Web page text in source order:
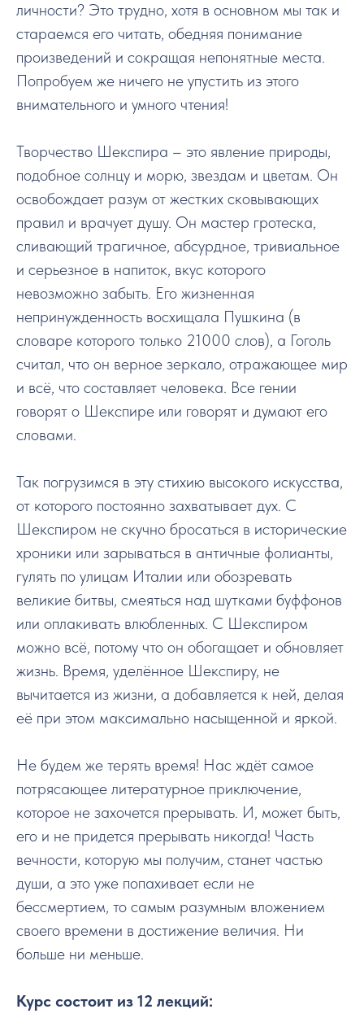
личности? Это трудно, хотя в основном мы так и
стараемся его читать, обедняя понимание
произведений и сокращая непонятные места.
Попробуем же ничего не упустить из этого
внимательного и умного чтения!
Творчество Шекспира – это явление природы,
подобное солнцу и морю, звездам и цветам. Он
освобождает разум от жестких сковывающих
правил и врачует душу. Он мастер гротеска,
сливающий трагичное, абсурдное, тривиальное
и серьезное в напиток, вкус которого
невозможно забыть. Его жизненная
непринужденность восхищала Пушкина (в
словаре которого только 21000 слов), а Гоголь
считал, что он верное зеркало, отражающее мир
и всё, что составляет человека. Все гении
говорят о Шекспире или говорят и думают его
словами.
Так погрузимся в эту стихию высокого искусства,
от которого постоянно захватывает дух. С
Шекспиром не скучно бросаться в исторические
хроники или зарываться в античные фолианты,
гулять по улицам Италии или обозревать
великие битвы, смеяться над шутками буффонов
или оплакивать влюбленных. С Шекспиром
можно всё, потому что он обогащает и обновляет
жизнь. Время, уделённое Шекспиру, не
вычитается из жизни, а добавляется к ней, делая
её при этом максимально насыщенной и яркой.
Не будем же терять время! Нас ждёт самое
потрясающее литературное приключение,
которое не захочется прерывать. И, может быть,
его и не придется прерывать никогда! Часть
вечности, которую мы получим, станет частью
души, а это уже попахивает если не
бессмертием, то самым разумным вложением
своего времени в достижение величия. Ни
больше ни меньше.
Курс состоит из 12 лекций: